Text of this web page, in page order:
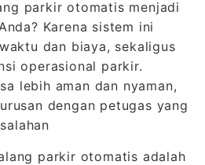
parkir otomatis menjadi
Karena sistem ini
dan biaya, sekaligus
operasional parkir.
lebih aman dan nyaman,
dengan petugas yang
parkir otomatis adalah